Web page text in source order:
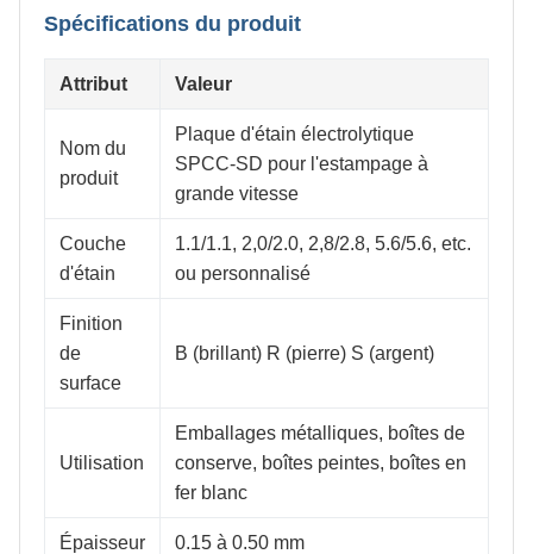
Spécifications du produit
Attribut Valeur
Nom du
produit
Plaque d'étain électrolytique
SPCC-SD pour l'estampage à
grande vitesse
Couche
d'étain
1.1/1.1, 2,0/2.0, 2,8/2.8, 5.6/5.6, etc.
ou personnalisé
Finition
de
surface
B (brillant) R (pierre) S (argent)
Utilisation
Emballages métalliques, boîtes de
conserve, boîtes peintes, boîtes en
fer blanc
Épaisseur 0.15 à 0.50 mm